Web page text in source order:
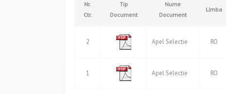
Nr.
Ctr.
Tip
Document
Nume
Document
Limba
2 Apel Selectie RO
1 Apel Selectie RO